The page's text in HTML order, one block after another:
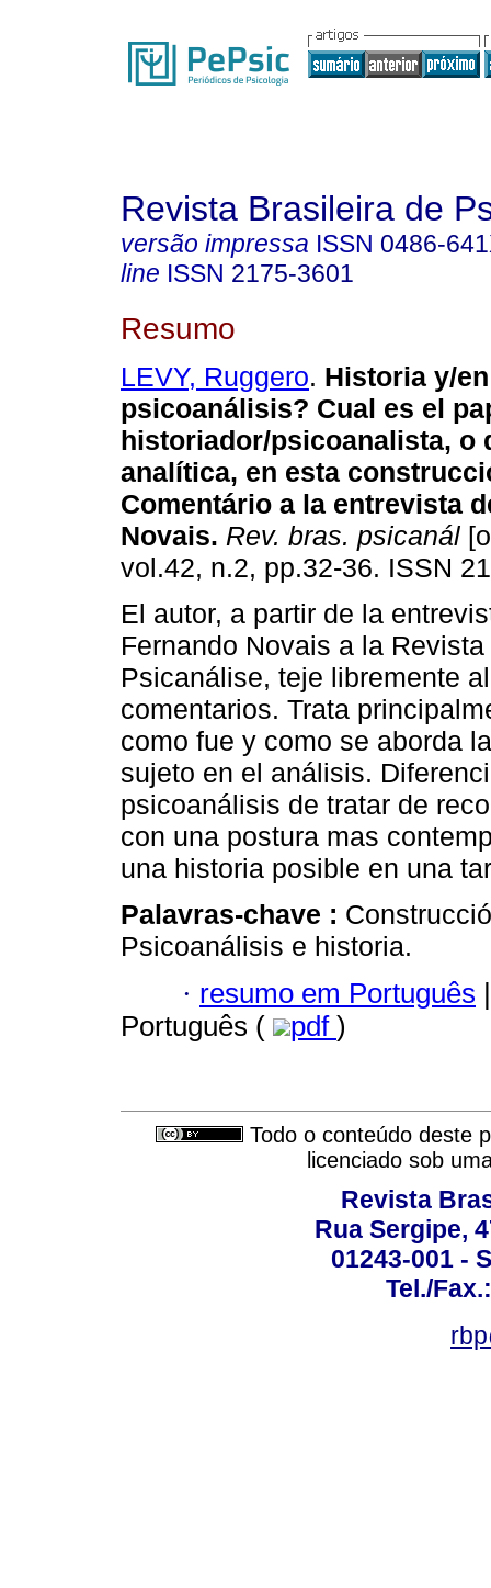
Revista Brasileira de
versão impressa ISSN 0486-
line ISSN 2175-3601
Resumo
LEVY, Ruggero. Historia y/en
psicoanálisis? Cual es el
historiador/psicoanalista, o
analítica, en esta
Comentário a la entrevista
Novais. Rev. bras. psicanál
vol.42, n.2, pp.32-36. ISSN
El autor, a partir de la
Fernando Novais a la
Psicanálise, teje libremente
comentarios. Trata
como fue y como se aborda
sujeto en el análisis.
psicoanálisis de tratar de
con una postura mas
una historia posible en una
Palavras-chave :
Psicoanálisis e historia.
· resumo em Português |
Português (
pdf )
Todo o conteúdo deste
licenciado sob
Revista
Rua Sergipe,
01243-001 -
Tel./